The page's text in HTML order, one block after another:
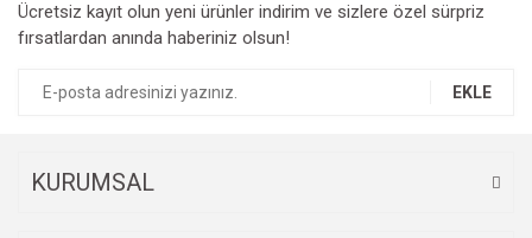
Ürün resmi kalitesiz, bozuk veya görüntülenemiyor.
Ürün açıklamasında eksik bilgiler bulunuyor.
Ücretsiz kayıt olun yeni ürünler indirim ve sizlere özel sürpriz
fırsatlardan anında haberiniz olsun!
EKLE
KURUMSAL